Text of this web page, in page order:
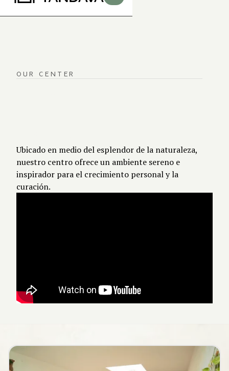
OUR CENTER
Ubicado en medio del esplendor de la naturaleza,
nuestro centro ofrece un ambiente sereno e
inspirador para el crecimiento personal y la
curación.